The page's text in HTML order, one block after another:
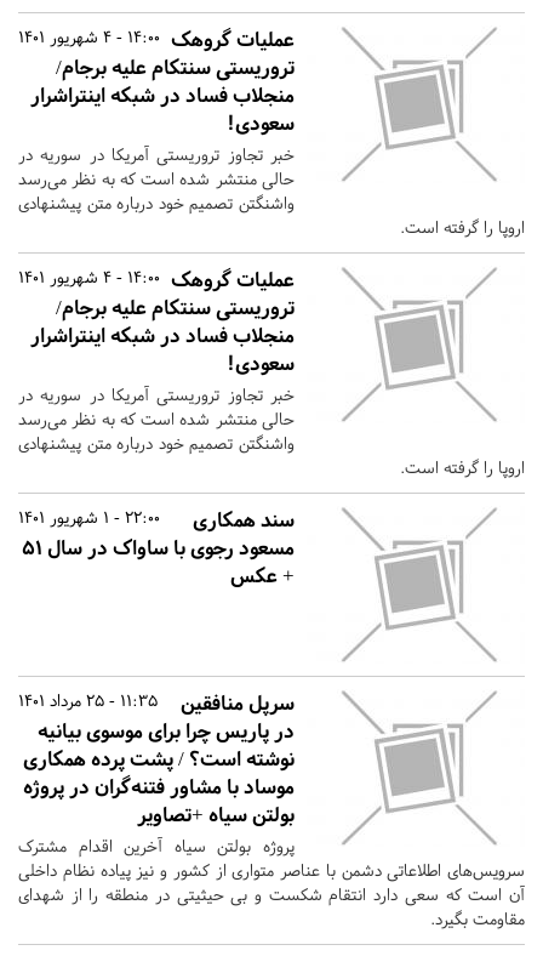
14:00 - 4 شهریور 1401 عملیات گروهک
تروریستی سنتکام علیه برجام/
منجلاب فساد در شبکه اینتراشرار
سعودی!
خبر تجاوز تروریستی آمریکا در سوریه در
حالی منتشر شده است که به نظر می‌رسد
واشنگتن تصمیم خود درباره متن پیشنهادی
اروپا را گرفته است.
14:00 - 4 شهریور 1401 عملیات گروهک
تروریستی سنتکام علیه برجام/
منجلاب فساد در شبکه اینتراشرار
سعودی!
خبر تجاوز تروریستی آمریکا در سوریه در
حالی منتشر شده است که به نظر می‌رسد
واشنگتن تصمیم خود درباره متن پیشنهادی
اروپا را گرفته است.
22:00 - 1 شهریور 1401
سند همکاری
مسعود رجوی با ساواک در سال ۵۱
+ عکس
11:35 - 25 مرداد 1401
سرپل منافقین
در پاریس چرا برای موسوی بیانیه
نوشته است؟ / پشت پرده همکاری
موساد با مشاور فتنه‌گران در پروژه
بولتن سیاه +تصاویر
پروژه بولتن سیاه آخرین اقدام مشترک
سرویس‌های اطلاعاتی دشمن با عناصر متواری از کشور و نیز پیاده نظام داخلی
آن است که سعی دارد انتقام شکست و بی حیثیتی در منطقه را از شهدای
مقاومت بگیرد.